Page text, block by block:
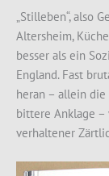
„Stilleben“, also
Altersheim,
besser als ein
England. Fast
heran – allein
bittere Anklage
verhaltener